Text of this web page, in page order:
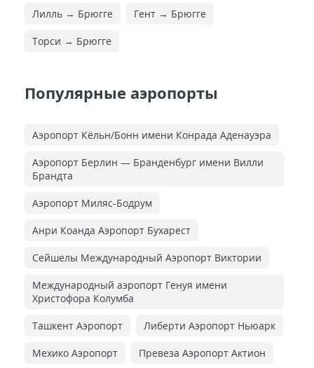
Лилль → Брюгге Гент → Брюгге
Торси → Брюгге
Популярные аэропорты
Аэропорт Кёльн/Бонн имени Конрада Аденауэра
Аэропорт Берлин — Бранденбург имени Вилли
Брандта
Аэропорт Миляс-Бодрум
Анри Коанда Аэропорт Бухарест
Сейшелы Международный Аэропорт Виктории
Международный аэропорт Генуя имени
Христофора Колумба
Ташкент Аэропорт Либерти Аэропорт Ньюарк
Мехико Аэропорт Превеза Аэропорт Актион